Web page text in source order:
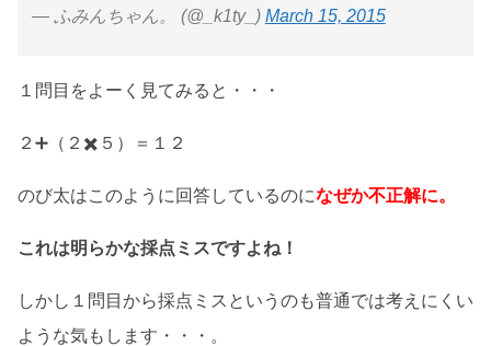
— ふみんちゃん。 (@_k1ty_) March 15, 2015
１問目をよーく見てみると・・・
２➕（２✖️５）＝１２
のび太はこのように回答しているのになぜか不正解に。
これは明らかな採点ミスですよね！
しかし１問目から採点ミスというのも普通では考えにくい
ような気もします・・・。